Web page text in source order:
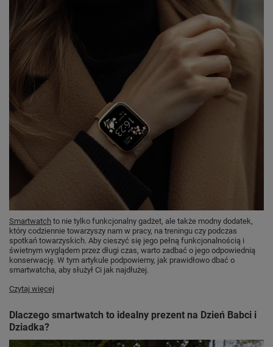
Smartwatch to nie tylko funkcjonalny gadżet, ale także modny dodatek,
który codziennie towarzyszy nam w pracy, na treningu czy podczas
spotkań towarzyskich. Aby cieszyć się jego pełną funkcjonalnością i
świetnym wyglądem przez długi czas, warto zadbać o jego odpowiednią
konserwację. W tym artykule podpowiemy, jak prawidłowo dbać o
smartwatcha, aby służył Ci jak najdłużej.
Czytaj więcej
Dlaczego smartwatch to idealny prezent na Dzień Babci i
Dziadka?